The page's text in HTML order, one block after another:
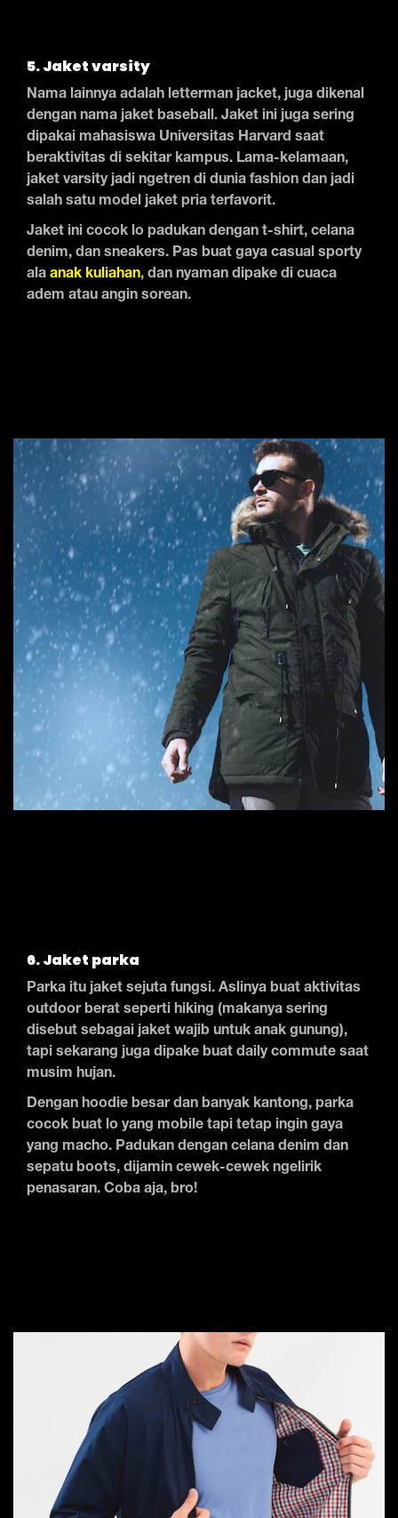
5. Jaket varsity
Nama lainnya adalah letterman jacket, juga dikenal
dengan nama jaket baseball. Jaket ini juga sering
dipakai mahasiswa Universitas Harvard saat
beraktivitas di sekitar kampus. Lama-kelamaan,
jaket varsity jadi ngetren di dunia fashion dan jadi
salah satu model jaket pria terfavorit.
Jaket ini cocok lo padukan dengan t-shirt, celana
denim, dan sneakers. Pas buat gaya casual sporty
ala anak kuliahan, dan nyaman dipake di cuaca
adem atau angin sorean.
6. Jaket parka
Parka itu jaket sejuta fungsi. Aslinya buat aktivitas
outdoor berat seperti hiking (makanya sering
disebut sebagai jaket wajib untuk anak gunung),
tapi sekarang juga dipake buat daily commute saat
musim hujan.
Dengan hoodie besar dan banyak kantong, parka
cocok buat lo yang mobile tapi tetap ingin gaya
yang macho. Padukan dengan celana denim dan
sepatu boots, dijamin cewek-cewek ngelirik
penasaran. Coba aja, bro!